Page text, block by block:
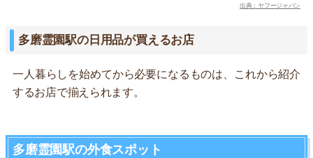
出典：ヤフージャパン
多磨霊園駅の日用品が買えるお店
一人暮らしを始めてから必要になるものは、これから紹介
するお店で揃えられます。
多磨霊園駅の外食スポット